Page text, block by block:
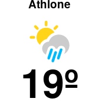
Athlone
19º